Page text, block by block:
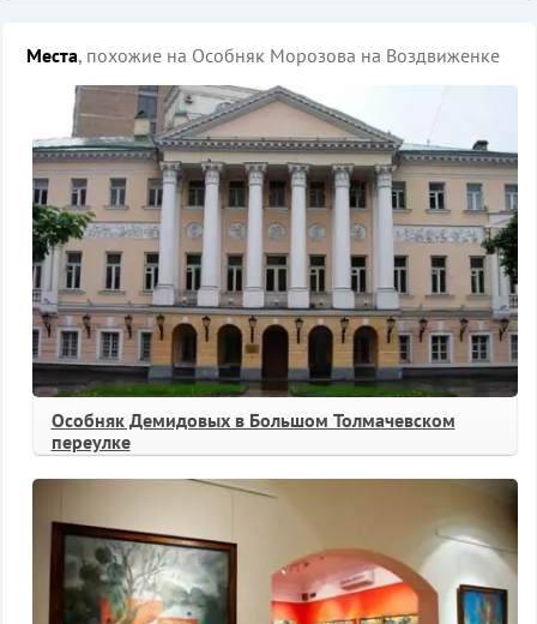
Места, похожие на Особняк Морозова на Воздвиженке
Особняк Демидовых в Большом Толмачевском
переулке